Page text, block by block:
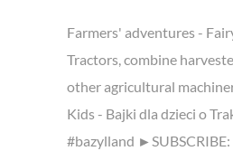
Farmers' adventures -
Tractors, combine
other agricultural
Kids - Bajki dla dzieci o
#bazylland ►SUBSCRIBE: